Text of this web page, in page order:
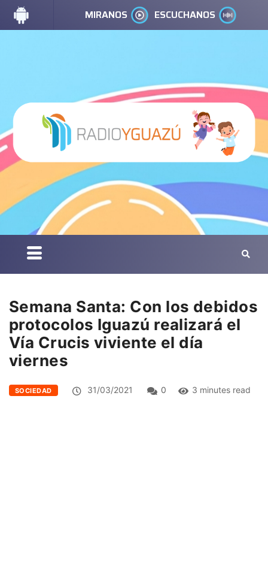
MIRANOS ESCUCHANOS
Semana Santa: Con los debidos
protocolos Iguazú realizará el
Vía Crucis viviente el día
viernes
SOCIEDAD 31/03/2021 0 3 minutes read